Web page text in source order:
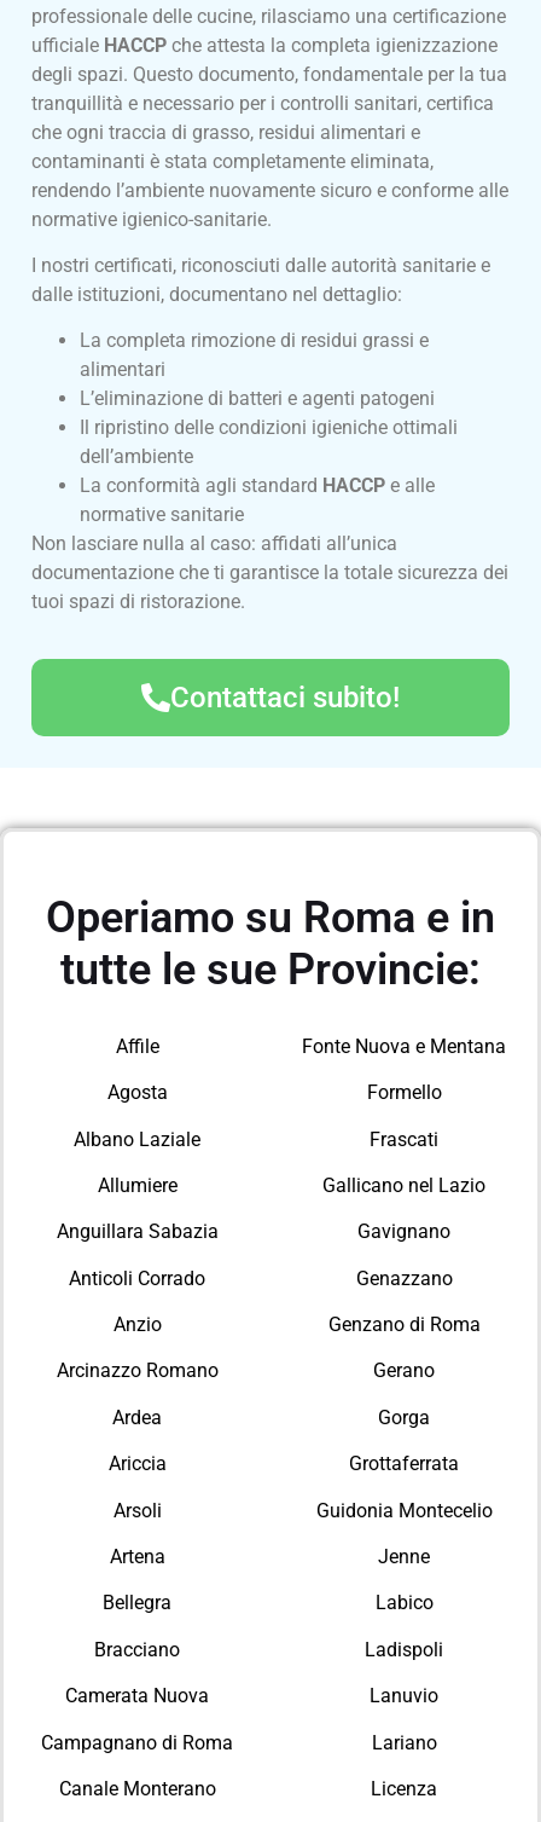
professionale delle cucine, rilasciamo una certificazione
ufficiale HACCP che attesta la completa igienizzazione
degli spazi. Questo documento, fondamentale per la tua
tranquillità e necessario per i controlli sanitari, certifica
che ogni traccia di grasso, residui alimentari e
contaminanti è stata completamente eliminata,
rendendo l’ambiente nuovamente sicuro e conforme alle
normative igienico-sanitarie.
I nostri certificati, riconosciuti dalle autorità sanitarie e
dalle istituzioni, documentano nel dettaglio:
La completa rimozione di residui grassi e
alimentari
L’eliminazione di batteri e agenti patogeni
Il ripristino delle condizioni igieniche ottimali
dell’ambiente
La conformità agli standard HACCP e alle
normative sanitarie
Non lasciare nulla al caso: affidati all’unica
documentazione che ti garantisce la totale sicurezza dei
tuoi spazi di ristorazione.
Contattaci subito!
Operiamo su Roma e in
tutte le sue Provincie:
Affile
Agosta
Albano Laziale
Allumiere
Anguillara Sabazia
Anticoli Corrado
Anzio
Arcinazzo Romano
Ardea
Ariccia
Arsoli
Artena
Bellegra
Bracciano
Camerata Nuova
Campagnano di Roma
Canale Monterano
Fonte Nuova e Mentana
Formello
Frascati
Gallicano nel Lazio
Gavignano
Genazzano
Genzano di Roma
Gerano
Gorga
Grottaferrata
Guidonia Montecelio
Jenne
Labico
Ladispoli
Lanuvio
Lariano
Licenza